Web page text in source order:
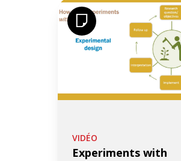
VIDÉO
Experiments with